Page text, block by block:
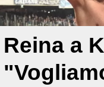
Reina a